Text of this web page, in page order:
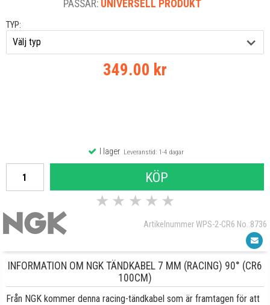
PASSAR: UNIVERSELL PRODUKT
TYP:
349.00 kr
I lagerLeveranstid: 1-4 dagar
KÖP
★ ★ ★ ★ ★
Artikelnummer WPS-2-CR6 No.:8736
INFORMATION OM NGK TÄNDKABEL 7 MM (RACING) 90° (CR6
100CM)
Från NGK kommer denna racing-tändkabel som är framtagen för att